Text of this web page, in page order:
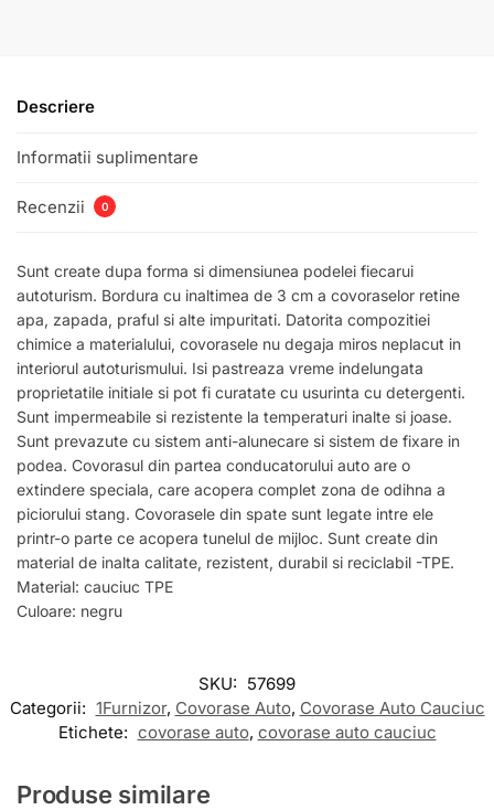
Descriere
Informatii suplimentare
Recenzii 0
Sunt create dupa forma si dimensiunea podelei fiecarui
autoturism. Bordura cu inaltimea de 3 cm a covoraselor retine
apa, zapada, praful si alte impuritati. Datorita compozitiei
chimice a materialului, covorasele nu degaja miros neplacut in
interiorul autoturismului. Isi pastreaza vreme indelungata
proprietatile initiale si pot fi curatate cu usurinta cu detergenti.
Sunt impermeabile si rezistente la temperaturi inalte si joase.
Sunt prevazute cu sistem anti-alunecare si sistem de fixare in
podea. Covorasul din partea conducatorului auto are o
extindere speciala, care acopera complet zona de odihna a
piciorului stang. Covorasele din spate sunt legate intre ele
printr-o parte ce acopera tunelul de mijloc. Sunt create din
material de inalta calitate, rezistent, durabil si reciclabil -TPE.
Material: cauciuc TPE
Culoare: negru
SKU: 57699
Categorii: 1Furnizor, Covorase Auto, Covorase Auto Cauciuc
Etichete: covorase auto, covorase auto cauciuc
Produse similare